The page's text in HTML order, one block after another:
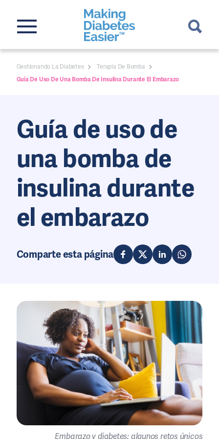
Gestionando La Diabetes
Terapia De Bomba
Guía De Uso De Una Bomba De Insulina Durante El Embarazo
Guía de uso de
una bomba de
insulina durante
el embarazo
Comparte esta página
Embarazo y diabetes: algunos retos únicos